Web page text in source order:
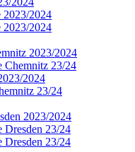
2023/2024
2023/2024
2023/2024
Chemnitz 23/24
2024
23/24
2023/2024
Dresden 23/24
Dresden 23/24